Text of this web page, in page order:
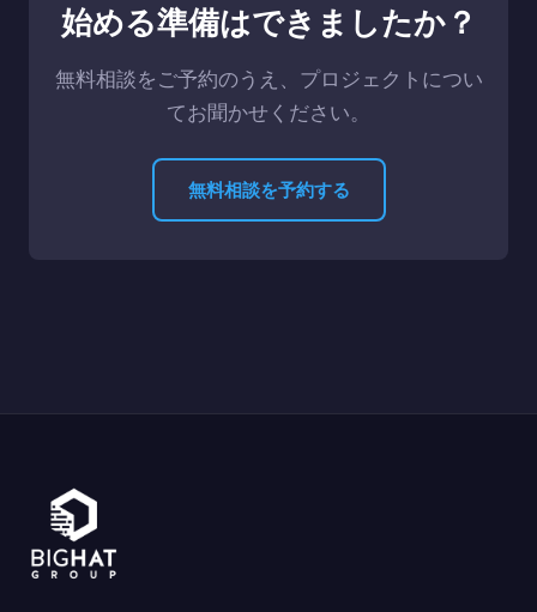
始める準備はできましたか？
無料相談をご予約のうえ、プロジェクトについ
てお聞かせください。
無料相談を予約する